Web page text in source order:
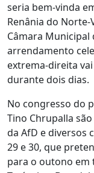
seria bem-vinda
Renânia do
Câmara
arrendamento
extrema-direita
durante dois dias.
No congresso do
Tino Chrupalla
da AfD e diversos
29 e 30, que
para o outono em